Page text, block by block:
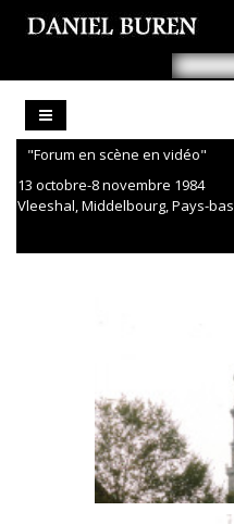
"Forum en scène en vidéo"
13 octobre-8 novembre 1984
Vleeshal, Middelbourg, Pays-bas